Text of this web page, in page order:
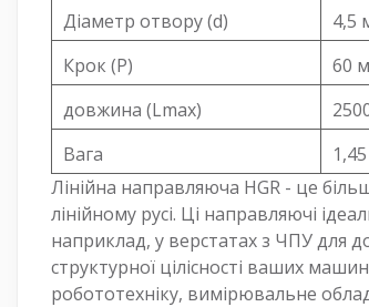
Діаметр отвору (d)
4,5
Крок (P)
60
довжина (Lmax)
Вага
Лінійна направляюча HGR - це
лінійному русі. Ці направляючі
наприклад, у верстатах з ЧПУ для
структурної цілісності ваших
робототехніку, вимірювальне